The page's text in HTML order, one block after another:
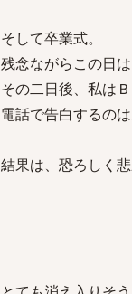
そして卒業式。
残念ながらこの日
その二日後、私は
電話で告白するの
結果は、恐ろしく